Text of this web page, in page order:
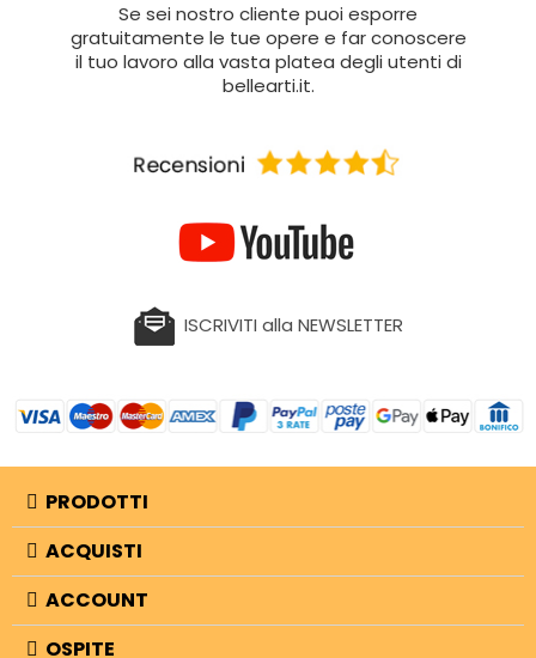
Se sei nostro cliente puoi esporre
gratuitamente le tue opere e far conoscere
il tuo lavoro alla vasta platea degli utenti di
bellearti.it.
ISCRIVITI alla NEWSLETTER
PRODOTTI
ACQUISTI
ACCOUNT
OSPITE